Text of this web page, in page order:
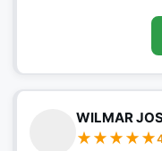
WILMAR